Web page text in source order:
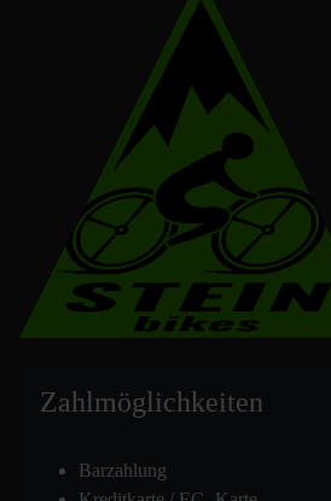
Zahlmöglichkeiten
Barzahlung